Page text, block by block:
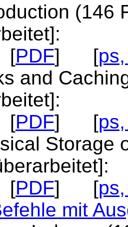
(146
PDF] [
and
PDF] [
Storage
PDF] [
mit